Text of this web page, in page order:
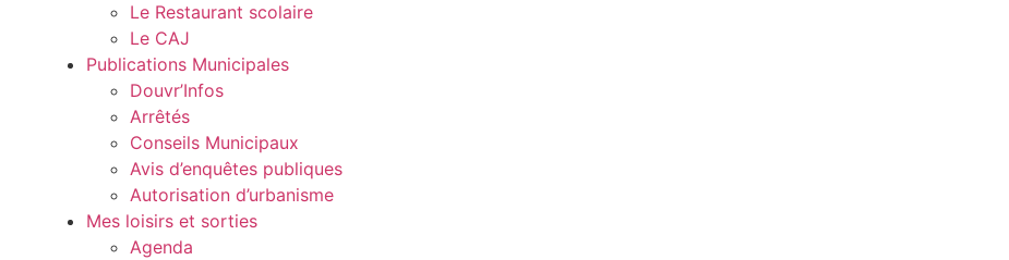
Le Restaurant scolaire
Le CAJ
Publications Municipales
Douvr’Infos
Arrêtés
Conseils Municipaux
Avis d’enquêtes publiques
Autorisation d’urbanisme
Mes loisirs et sorties
Agenda